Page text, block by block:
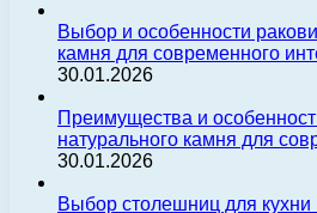
Выбор и особенности
камня для современного
30.01.2026
Преимущества и
натурального камня для
30.01.2026
Выбор столешниц для кухни